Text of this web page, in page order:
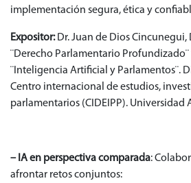
implementación segura, ética y
Expositor:Dr. Juan de Dios
¨Derecho Parlamentario Profundizado¨
¨Inteligencia Artificial y Parlamentos¨.
Centro internacional de estudios,
parlamentarios (CIDEIPP). Universidad
– IA en perspectiva comparada:
afrontar retos conjuntos: